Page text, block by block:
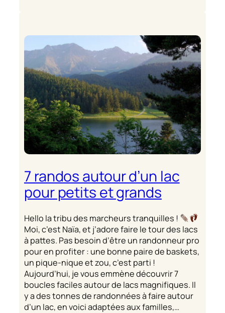
7 randos autour d’un lac
pour petits et grands
Hello la tribu des marcheurs tranquilles !
Moi, c’est Naïa, et j’adore faire le tour des lacs
à pattes. Pas besoin d’être un randonneur pro
pour en profiter : une bonne paire de baskets,
un pique-nique et zou, c’est parti !
Aujourd’hui, je vous emmène découvrir 7
boucles faciles autour de lacs magnifiques. Il
y a des tonnes de randonnées à faire autour
d’un lac, en voici adaptées aux familles,…